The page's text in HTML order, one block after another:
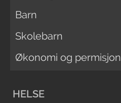
Barn
Skolebarn
Økonomi og permisjon
HELSE